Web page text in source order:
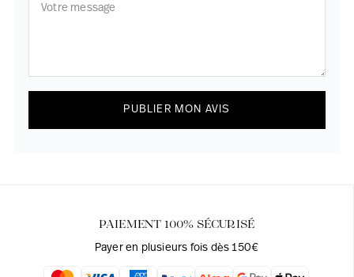
PUBLIER MON AVIS
PAIEMENT 100% SÉCURISÉ
Payer en plusieurs fois dès 150€